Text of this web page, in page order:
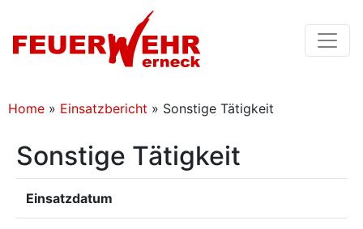
Home » Einsatzbericht » Sonstige Tätigkeit
Sonstige Tätigkeit
Einsatzdatum